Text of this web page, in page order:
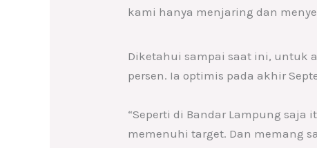
kami hanya menjaring dan
Diketahui sampai saat ini, untuk
persen. Ia optimis pada akhir
“Seperti di Bandar Lampung saja
memenuhi target. Dan memang